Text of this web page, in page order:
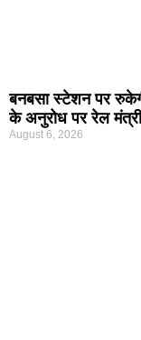
बनबसा स्टेशन पर
के अनुरोध पर रेल
August 6, 2026